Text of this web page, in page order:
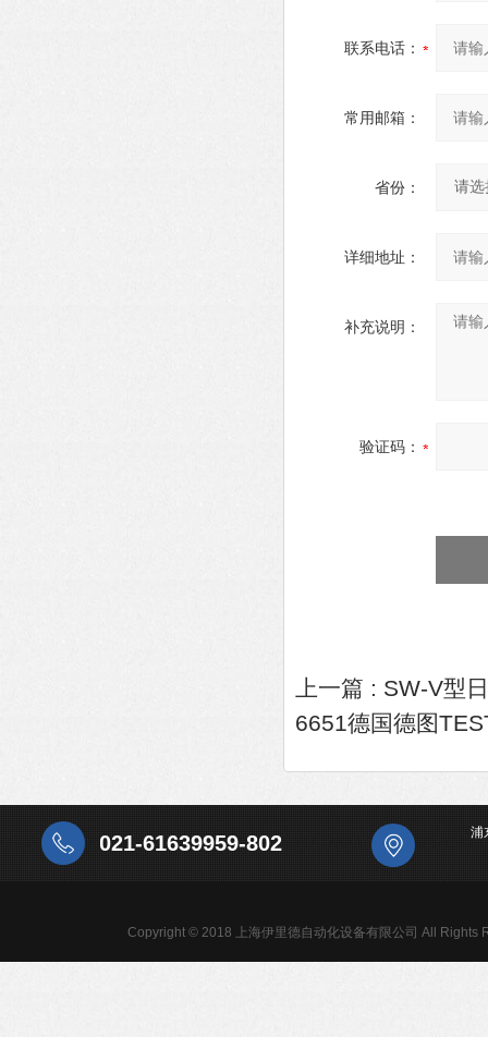
联系电话：
常用邮箱：
省份：
详细地址：
补充说明：
验证码：
上一篇 : SW-V型
6651德国德图
021-61639959-802 浦
Copyright © 2018 上海伊里德自动化设备有限公司 All Rights